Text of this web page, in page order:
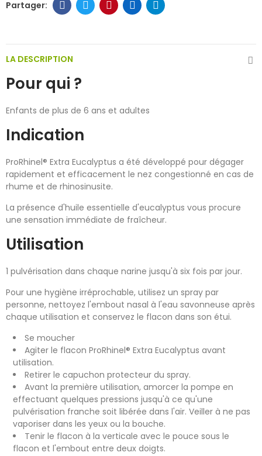
LA DESCRIPTION
Pour qui ?
Enfants de plus de 6 ans et adultes
Indication
ProRhinel® Extra Eucalyptus a été développé pour dégager
rapidement et efficacement le nez congestionné en cas de
rhume et de rhinosinusite.
La présence d'huile essentielle d'eucalyptus vous procure
une sensation immédiate de fraîcheur.
Utilisation
1 pulvérisation dans chaque narine jusqu'à six fois par jour.
Pour une hygiène irréprochable, utilisez un spray par
personne, nettoyez l'embout nasal à l'eau savonneuse après
chaque utilisation et conservez le flacon dans son étui.
Se moucher
Agiter le flacon ProRhinel® Extra Eucalyptus avant
utilisation.
Retirer le capuchon protecteur du spray.
Avant la première utilisation, amorcer la pompe en
effectuant quelques pressions jusqu'à ce qu'une
pulvérisation franche soit libérée dans l'air. Veiller à ne pas
vaporiser dans les yeux ou la bouche.
Tenir le flacon à la verticale avec le pouce sous le
flacon et l'embout entre deux doigts.